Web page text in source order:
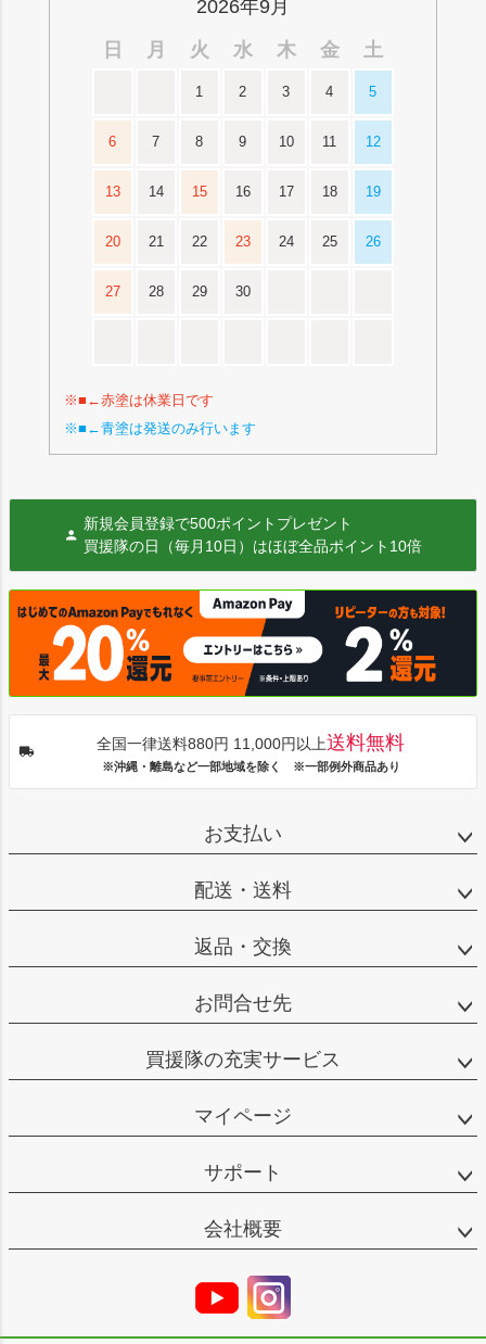
2026年9月
日
月 火 水 木 金 土
1 2 3 4 5
6 7 8 9 10 11 12
13 14 15 16 17 18 19
20 21 22 23 24 25 26
27 28 29 30
※■←赤塗は休業日です
※■←青塗は発送のみ行います
新規会員登録で500ポイントプレゼント
買援隊の日（毎月10日）はほぼ全品ポイント10倍
全国一律送料880円 11,000円以上送料無料
※沖縄・離島など一部地域を除く ※一部例外商品あり
お支払い
配送・送料
返品・交換
お問合せ先
買援隊の充実サービス
マイページ
サポート
会社概要